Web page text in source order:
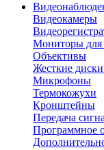
Видеокамеры
Мониторы для
Объективы
Жесткие
Микрофоны
Термокожухи
Кронштейны
Передача
Программное